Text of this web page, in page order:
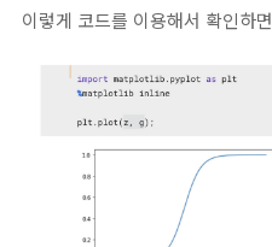
이렇게 코드를 이용해서 확인하면